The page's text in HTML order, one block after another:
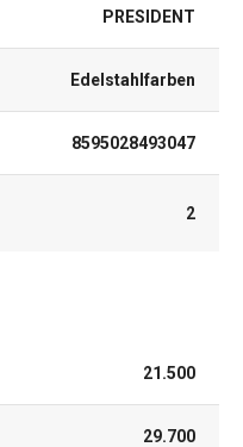
PRESIDENT
Edelstahlfarben
8595028493047
2
21.500
29.700